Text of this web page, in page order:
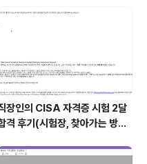
장인의 CISA 자격증 시험 2달
격 후기(시험장, 찾아가는 방법,